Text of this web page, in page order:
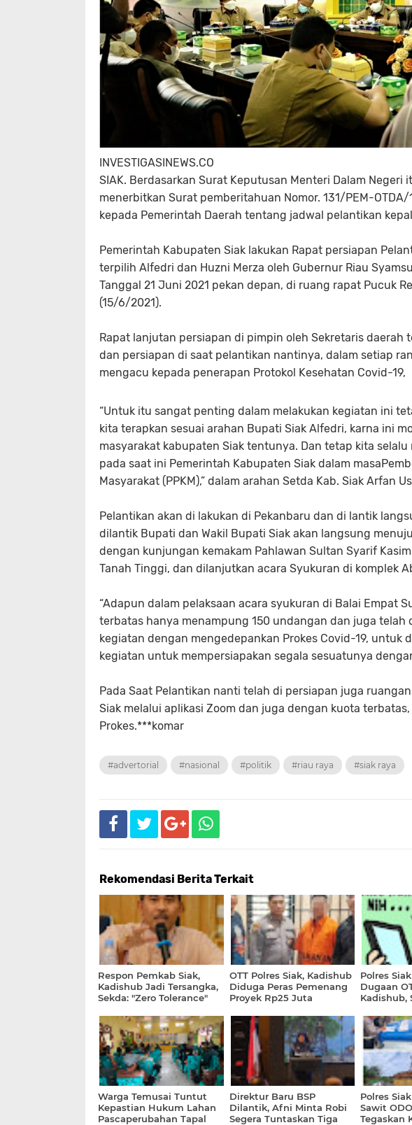
INVESTIGASINEWS.CO
SIAK. Berdasarkan Surat Keputusan Menteri Dalam Negeri
menerbitkan Surat pemberitahuan Nomor. 131/PEM-
kepada Pemerintah Daerah tentang jadwal pelantikan
Pemerintah Kabupaten Siak lakukan Rapat persiapan
terpilih Alfedri dan Huzni Merza oleh Gubernur Riau
Tanggal 21 Juni 2021 pekan depan, di ruang rapat Pucuk
(15/6/2021).
Rapat lanjutan persiapan di pimpin oleh Sekretaris daerah
dan persiapan di saat pelantikan nantinya, dalam setiap
mengacu kepada penerapan Protokol Kesehatan Covid-19,
“Untuk itu sangat penting dalam melakukan kegiatan ini
kita terapkan sesuai arahan Bupati Siak Alfedri, karna ini
masyarakat kabupaten Siak tentunya. Dan tetap kita
pada saat ini Pemerintah Kabupaten Siak dalam
Masyarakat (PPKM),” dalam arahan Setda Kab. Siak Arfan
Pelantikan akan di lakukan di Pekanbaru dan di lantik
dilantik Bupati dan Wakil Bupati Siak akan langsung
dengan kunjungan kemakam Pahlawan Sultan Syarif
Tanah Tinggi, dan dilanjutkan acara Syukuran di komplek
“Adapun dalam pelaksaan acara syukuran di Balai Empat
terbatas hanya menampung 150 undangan dan juga telah
kegiatan dengan mengedepankan Prokes Covid-19, untuk
kegiatan untuk mempersiapakan segala sesuatunya
Pada Saat Pelantikan nanti telah di persiapan juga
Siak melalui aplikasi Zoom dan juga dengan kuota
Prokes.***komar
#advertorial #nasional #politik #riau raya #siak raya
Rekomendasi Berita Terkait
Respon Pemkab Siak,
Kadishub Jadi Tersangka,
Sekda: "Zero Tolerance"
OTT Polres Siak, Kadishub
Diduga Peras Pemenang
Proyek Rp25 Juta
Polres
Dugaan
Kadishub,
Warga Temusai Tuntut
Kepastian Hukum Lahan
Pascaperubahan Tapal
Direktur Baru BSP
Dilantik, Afni Minta Robi
Segera Tuntaskan Tiga
Polres
Sawit
Tegaskan